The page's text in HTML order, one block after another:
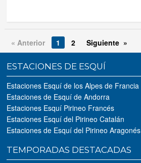
« Anterior 1 2 Siguiente »
ESTACIONES DE ESQUÍ
Estaciones Esquí de los Alpes de Francia
Estaciones de Esquí de Andorra
Estaciones Esquí Pirineo Francés
Estaciones Esquí del Pirineo Catalán
Estaciones de Esquí del Pirineo Aragonés
TEMPORADAS DESTACADAS